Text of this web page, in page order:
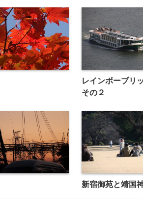
レインボーブリ
その２
新宿御苑と靖国